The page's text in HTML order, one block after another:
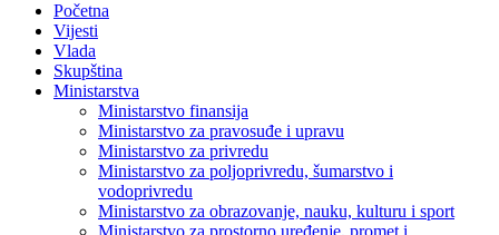
Početna
Vijesti
Vlada
Skupština
Ministarstva
Ministarstvo finansija
Ministarstvo za pravosuđe i upravu
Ministarstvo za privredu
Ministarstvo za poljoprivredu, šumarstvo i
vodoprivredu
Ministarstvo za obrazovanje, nauku, kulturu i sport